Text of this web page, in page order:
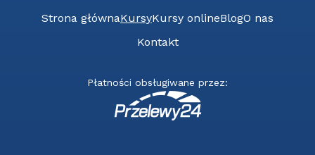
Strona głównaKursyKursy onlineBlogO nas
Kontakt
Płatności obsługiwane przez: